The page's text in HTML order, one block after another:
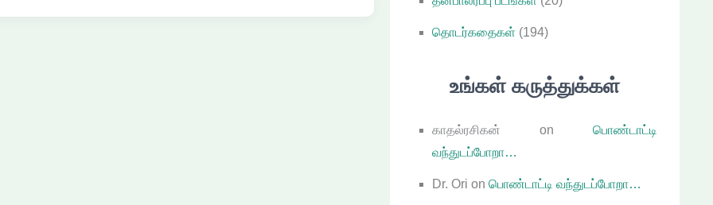
தொடர்கதைகள் (194)
உங்கள் கருத்துக்கள்
காதல்ரசிகன் on பொண்டாட்டி
வந்துடப்போறா…
Dr. Ori on பொண்டாட்டி வந்துடப்போறா…